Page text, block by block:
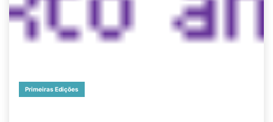
Primeiras Edições